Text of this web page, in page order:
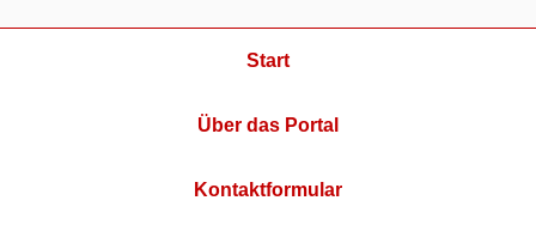
Start
Über das Portal
Kontaktformular